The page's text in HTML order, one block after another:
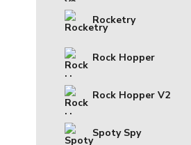
Rocketry
Rock Hopper
Rock Hopper V2
Spoty Spy